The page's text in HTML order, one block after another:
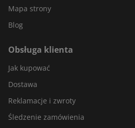
Mapa strony
Blog
Obsługa klienta
Jak kupować
Dostawa
Reklamacje i zwroty
Śledzenie zamówienia